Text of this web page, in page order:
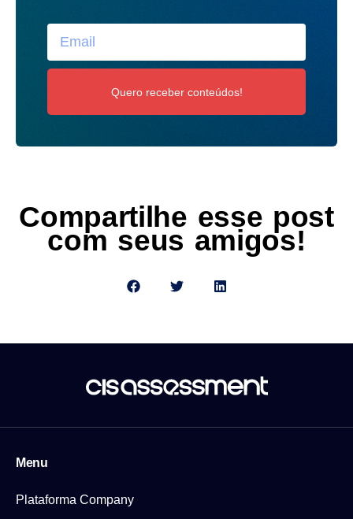
Quero receber conteúdos!
Compartilhe esse post
com seus amigos!
Menu
Plataforma Company